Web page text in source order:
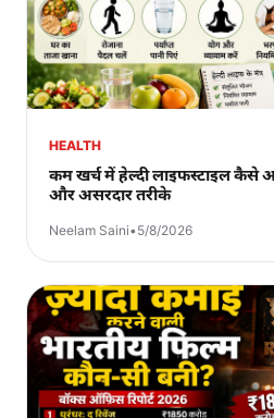
HEALTH
कम खर्च में हेल्दी लाइफस्टाइल कैसे
और असरदार तरीके
Neelam Saini•5/8/2026